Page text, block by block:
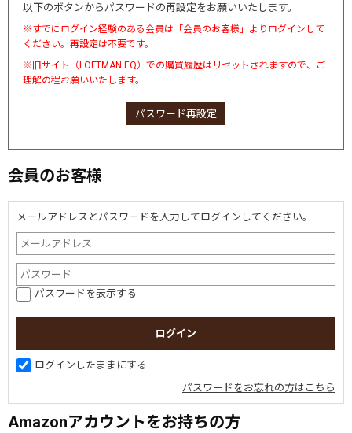
以下のボタンからパスワードの再設定をお願いいたします。
※すでにログイン経験のある会員は「会員のお客様」よりログインして
ください。再設定は不要です。
※旧サイト（LOFTMAN EQ）での購買履歴はリセットされますので、ご
理解の程お願いいたします。
パスワード再設定
会員のお客様
メールアドレスとパスワードを入力してログインしてください。
パスワードを表示する
ログインしたままにする
パスワードをお忘れの方はこちら
Amazonアカウントをお持ちの方